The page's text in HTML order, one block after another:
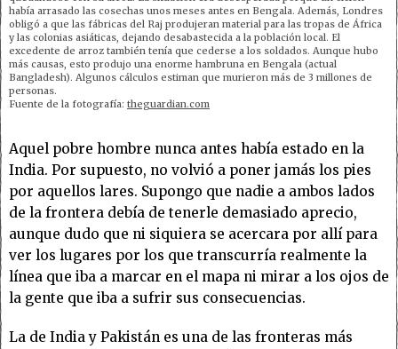
había arrasado las cosechas unos meses antes en Bengala. Además, Londres
obligó a que las fábricas del Raj produjeran material para las tropas de África
y las colonias asiáticas, dejando desabastecida a la población local. El
excedente de arroz también tenía que cederse a los soldados. Aunque hubo
más causas, esto produjo una enorme hambruna en Bengala (actual
Bangladesh). Algunos cálculos estiman que murieron más de 3 millones de
personas.
Fuente de la fotografía: theguardian.com
Aquel pobre hombre nunca antes había estado en la
India. Por supuesto, no volvió a poner jamás los pies
por aquellos lares. Supongo que nadie a ambos lados
de la frontera debía de tenerle demasiado aprecio,
aunque dudo que ni siquiera se acercara por allí para
ver los lugares por los que transcurría realmente la
línea que iba a marcar en el mapa ni mirar a los ojos de
la gente que iba a sufrir sus consecuencias.
La de India y Pakistán es una de las fronteras más